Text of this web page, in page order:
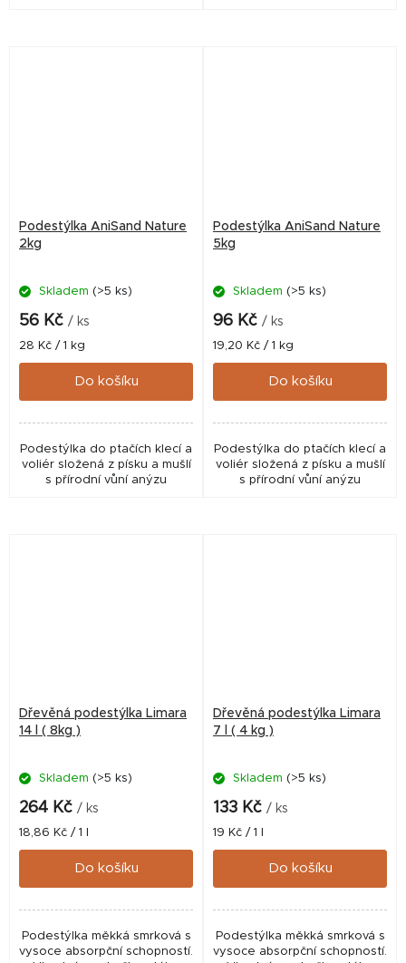
Podestýlka AniSand Nature
2kg
Skladem (>5 ks)
56 Kč / ks
Měrná
cena:
28 Kč / 1 kg
Do košíku
Podestýlka do ptačích klecí a
voliér složená z písku a mušlí
s přírodní vůní anýzu
Podestýlka AniSand Nature
5kg
Skladem (>5 ks)
96 Kč / ks
Měrná
cena:
19,20 Kč / 1 kg
Do košíku
Podestýlka do ptačích klecí a
voliér složená z písku a mušlí
s přírodní vůní anýzu
Dřevěná podestýlka Limara
14 l ( 8kg )
Skladem (>5 ks)
264 Kč / ks
Měrná
cena:
18,86 Kč / 1 l
Do košíku
Podestýlka měkká smrková s
vysoce absorpční schopností.
Dřevěná podestýlka Limara
7 l ( 4 kg )
Skladem (>5 ks)
133 Kč / ks
Měrná
cena:
19 Kč / 1 l
Do košíku
Podestýlka měkká smrková s
vysoce absorpční schopností.